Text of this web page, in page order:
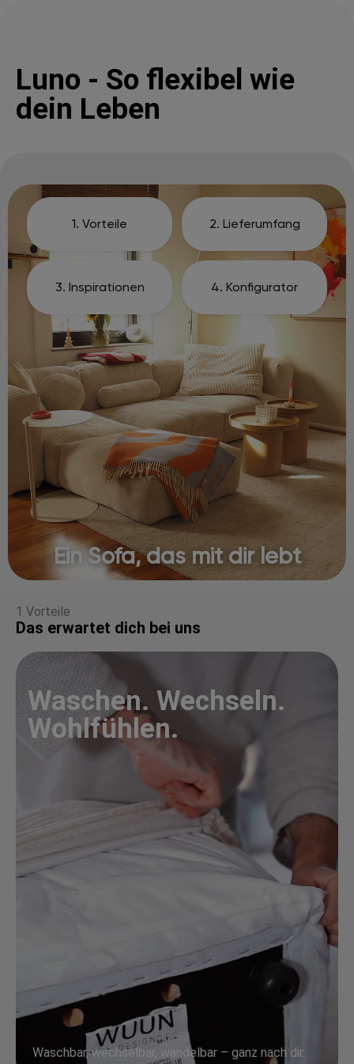
Luno - So flexibel wie
dein Leben
1. Vorteile 2. Lieferumfang
3. Inspirationen 4. Konfigurator
Ein Sofa, das mit dir lebt
1 Vorteile
Das erwartet dich bei uns
Waschen. Wechseln.
Wohlfühlen.
Waschbar, wechselbar, wandelbar – ganz nach dir.